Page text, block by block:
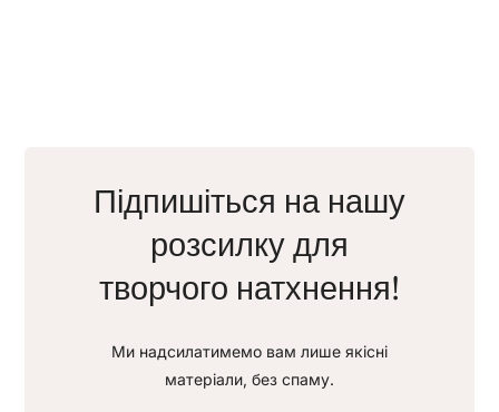
Підпишіться на нашу
розсилку для
творчого натхнення!
Ми надсилатимемо вам лише якісні
матеріали, без спаму.